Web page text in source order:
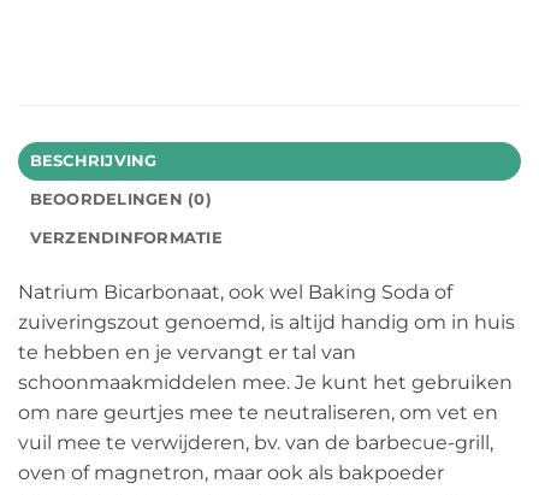
BESCHRIJVING
BEOORDELINGEN (0)
VERZENDINFORMATIE
Natrium Bicarbonaat, ook wel Baking Soda of
zuiveringszout genoemd, is altijd handig om in huis
te hebben en je vervangt er tal van
schoonmaakmiddelen mee. Je kunt het gebruiken
om nare geurtjes mee te neutraliseren, om vet en
vuil mee te verwijderen, bv. van de barbecue-grill,
oven of magnetron, maar ook als bakpoeder